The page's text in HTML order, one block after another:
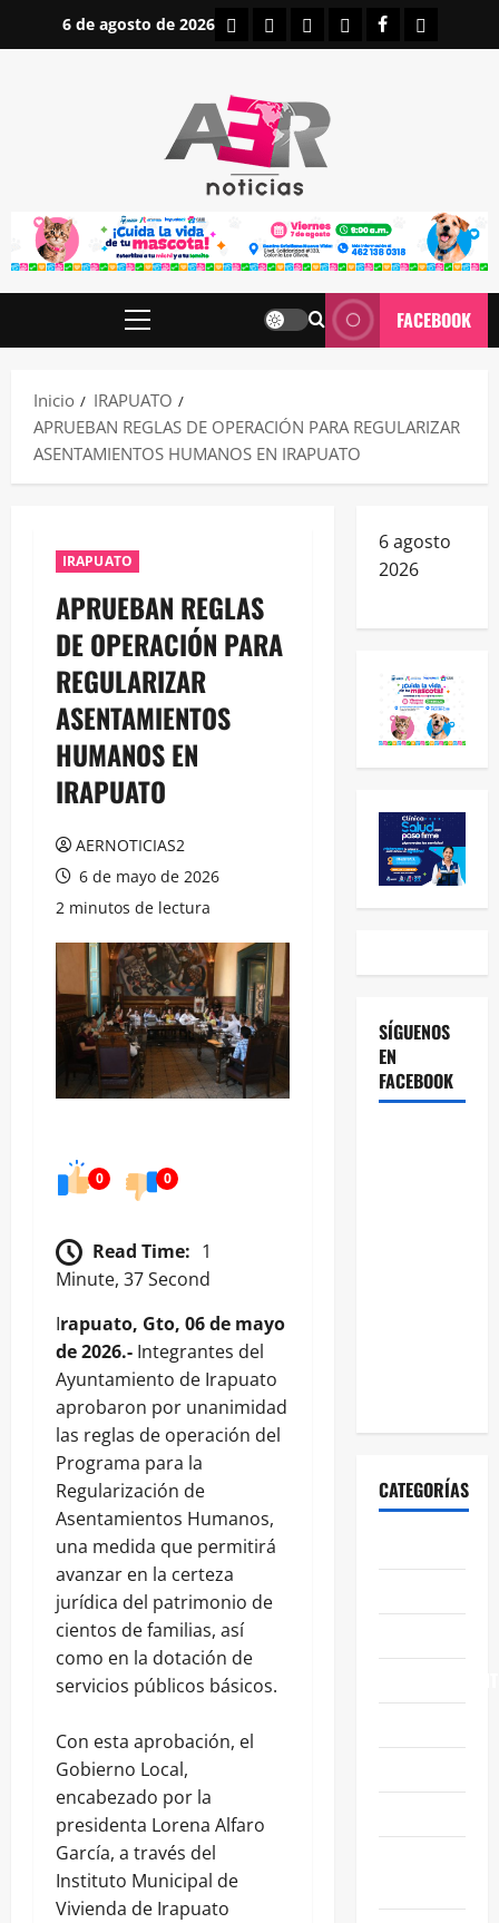
6 de agosto de 2026 INICIOIRAPUATO
ESTATALES
NACIONALES
FACEBOOK
Menú
FACEBOOK
Inicio
IRAPUATO
APRUEBAN REGLAS DE OPERACIÓN PARA REGULARIZAR
ASENTAMIENTOS HUMANOS EN IRAPUATO
IRAPUATO
APRUEBAN REGLAS
DE OPERACIÓN PARA
REGULARIZAR
ASENTAMIENTOS
HUMANOS EN
IRAPUATO
AERNOTICIAS2
6 de mayo de 2026
2 minutos de lectura
0 0
Read Time: 1
Minute, 37 Second
Irapuato, Gto, 06 de mayo
de 2026.- Integrantes del
Ayuntamiento de Irapuato
aprobaron por unanimidad
las reglas de operación del
Programa para la
Regularización de
Asentamientos Humanos,
una medida que permitirá
avanzar en la certeza
jurídica del patrimonio de
cientos de familias, así
como en la dotación de
servicios públicos básicos.
Con esta aprobación, el
Gobierno Local,
encabezado por la
presidenta Lorena Alfaro
García, a través del
Instituto Municipal de
Vivienda de Irapuato
6 agosto
2026
SÍGUENOS
EN
FACEBOOK
CATEGORÍAS